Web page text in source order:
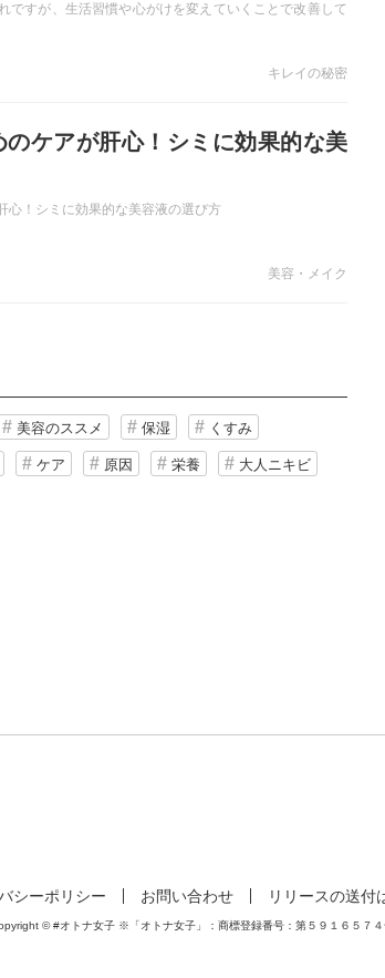
ですが、生活習慣や心がけを変えていくことで改善して
キレイの秘密
のケアが肝心！シミに効果的な美
心！シミに効果的な美容液の選び方
美容・メイク
美容のススメ 保湿 くすみ
ケア 原因 栄養 大人ニキビ
シーポリシー お問い合わせ リリースの送付
© #オトナ女子 ※「オトナ女子」：商標登録番号：第５９１６５７